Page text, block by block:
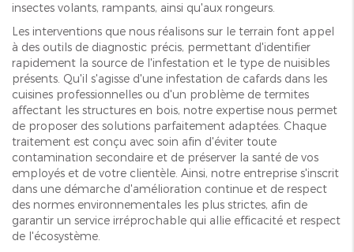
insectes volants, rampants, ainsi qu'aux rongeurs.
Les interventions que nous réalisons sur le terrain font appel
à des outils de diagnostic précis, permettant d'identifier
rapidement la source de l'infestation et le type de nuisibles
présents. Qu'il s'agisse d'une infestation de cafards dans les
cuisines professionnelles ou d'un problème de termites
affectant les structures en bois, notre expertise nous permet
de proposer des solutions parfaitement adaptées. Chaque
traitement est conçu avec soin afin d'éviter toute
contamination secondaire et de préserver la santé de vos
employés et de votre clientèle. Ainsi, notre entreprise s'inscrit
dans une démarche d'amélioration continue et de respect
des normes environnementales les plus strictes, afin de
garantir un service irréprochable qui allie efficacité et respect
de l'écosystème.